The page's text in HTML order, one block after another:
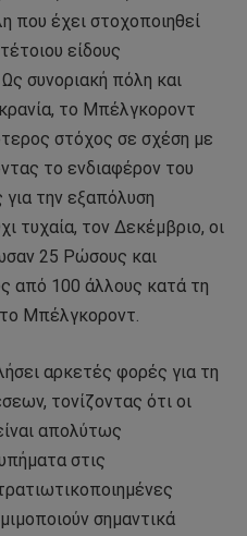
που έχει στοχοποιηθεί
είδους
συνοριακή πόλη και
το Μπέλγκοροντ
στόχος σε σχέση με
το ενδιαφέρον του
την εξαπόλυση
τυχαία, τον Δεκέμβριο, οι
25 Ρώσους και
από 100 άλλους κατά τη
Μπέλγκοροντ.
αρκετές φορές για τη
τονίζοντας ότι οι
απολύτως
στις
σημαντικά